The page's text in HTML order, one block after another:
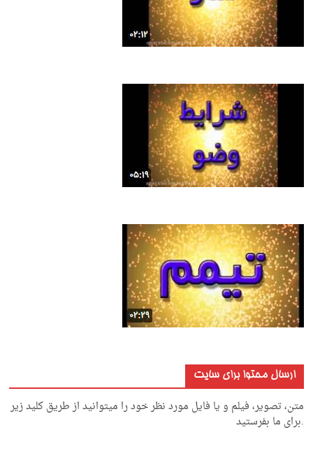
ارسال محتوا برای سایت
متن، تصویر، فیلم و یا فایل مورد نظر خود را میتوانید از طریق کلید زیر
.برای ما بفرستید